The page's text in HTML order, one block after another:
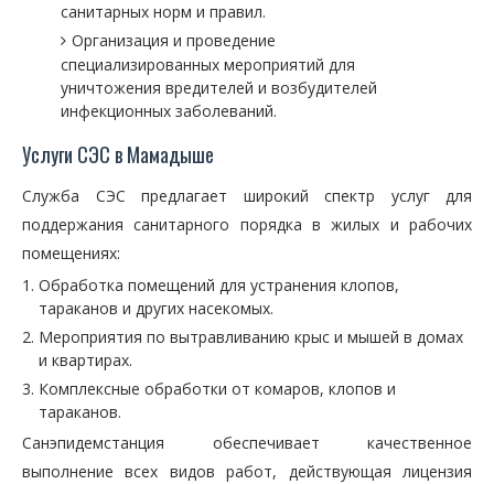
санитарных норм и правил.
Организация и проведение
специализированных мероприятий для
уничтожения вредителей и возбудителей
инфекционных заболеваний.
Услуги СЭС в Мамадыше
Служба СЭС предлагает широкий спектр услуг для
поддержания санитарного порядка в жилых и рабочих
помещениях:
Обработка помещений для устранения клопов,
тараканов и других насекомых.
Мероприятия по вытравливанию крыс и мышей в домах
и квартирах.
Комплексные обработки от комаров, клопов и
тараканов.
Санэпидемстанция обеспечивает качественное
выполнение всех видов работ, действующая лицензия